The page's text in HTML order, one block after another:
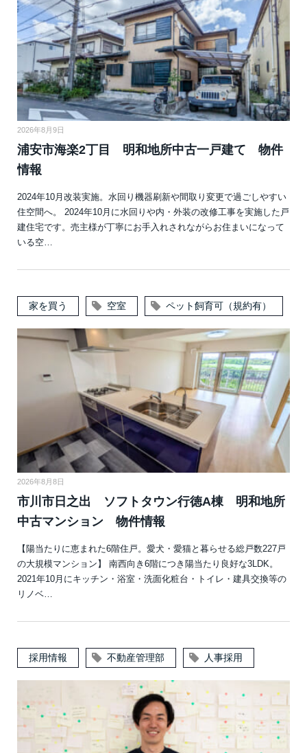
2026年8月9日
浦安市海楽2丁目 明和地所中古一戸建て 物件
情報
2024年10月改装実施。水回り機器刷新や間取り変更で過ごしやすい
住空間へ。 2024年10月に水回りや内・外装の改修工事を実施した戸
建住宅です。売主様が丁寧にお手入れされながらお住まいになって
いる空…
家を買う 空室 ペット飼育可（規約有）
2026年8月8日
市川市日之出 ソフトタウン行徳A棟 明和地所
中古マンション 物件情報
【陽当たりに恵まれた6階住戸。愛犬・愛猫と暮らせる総戸数227戸
の大規模マンション】 南西向き6階につき陽当たり良好な3LDK。
2021年10月にキッチン・浴室・洗面化粧台・トイレ・建具交換等の
リノベ…
採用情報 不動産管理部 人事採用